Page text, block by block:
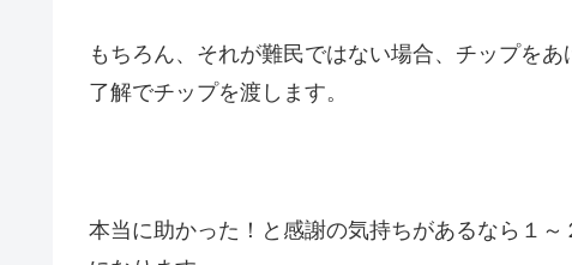
もちろん、それが難民ではない場合、チップを
了解でチップを渡します。
本当に助かった！と感謝の気持ちがあるなら１